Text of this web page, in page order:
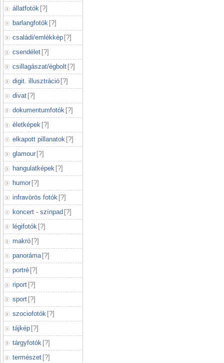
állatfotók [?]
barlangfotók [?]
családi/emlékkép [?]
csendélet [?]
csillagászat/égbolt [?]
digit. illusztráció [?]
divat [?]
dokumentumfotók [?]
életképek [?]
elkapott pillanatok [?]
glamour [?]
hangulatképek [?]
humor [?]
infravörös fotók [?]
koncert - színpad [?]
légifotók [?]
makró [?]
panoráma [?]
portré [?]
riport [?]
sport [?]
szociofotók [?]
tájkép [?]
tárgyfotók [?]
természet [?]